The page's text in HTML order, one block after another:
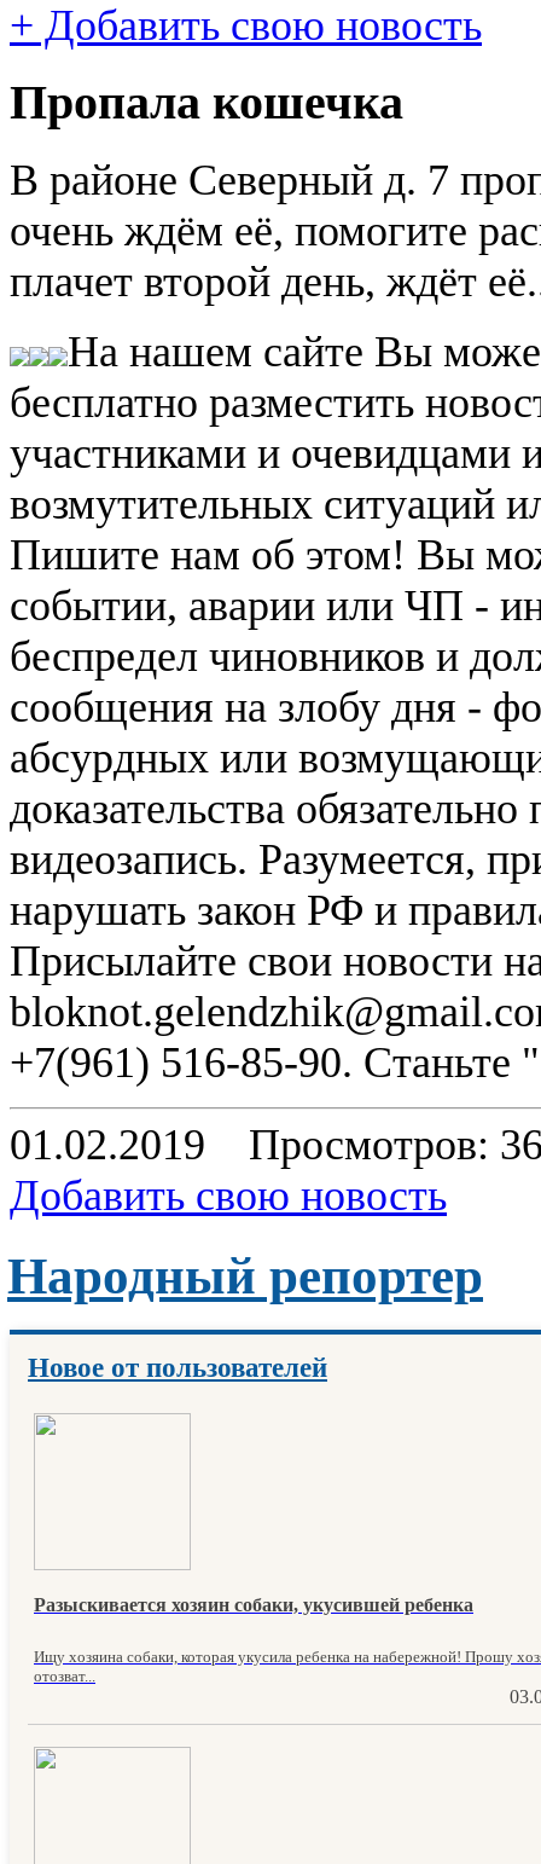
+ Добавить свою новость
Пропала кошечка
В районе Северный д. 7
очень ждём её, помогите
плачет второй день, ждёт
На нашем сайте Вы
бесплатно разместить
участниками и очевидцами
возмутительных ситуаций
Пишите нам об этом! Вы
событии, аварии или ЧП -
беспредел чиновников и
сообщения на злобу дня -
абсурдных или
доказательства
видеозапись. Разумеется,
нарушать закон РФ и
Присылайте свои новости
+7(961) 516-85-90.
01.02.2019
Просмотров:
Добавить свою новость
Народный репортер
Новое от пользователей
Разыскивается хозяин собаки, укусившей ребенка
Ищу хозяина собаки, которая укусила ребенка на набережной! Прошу
отозват...